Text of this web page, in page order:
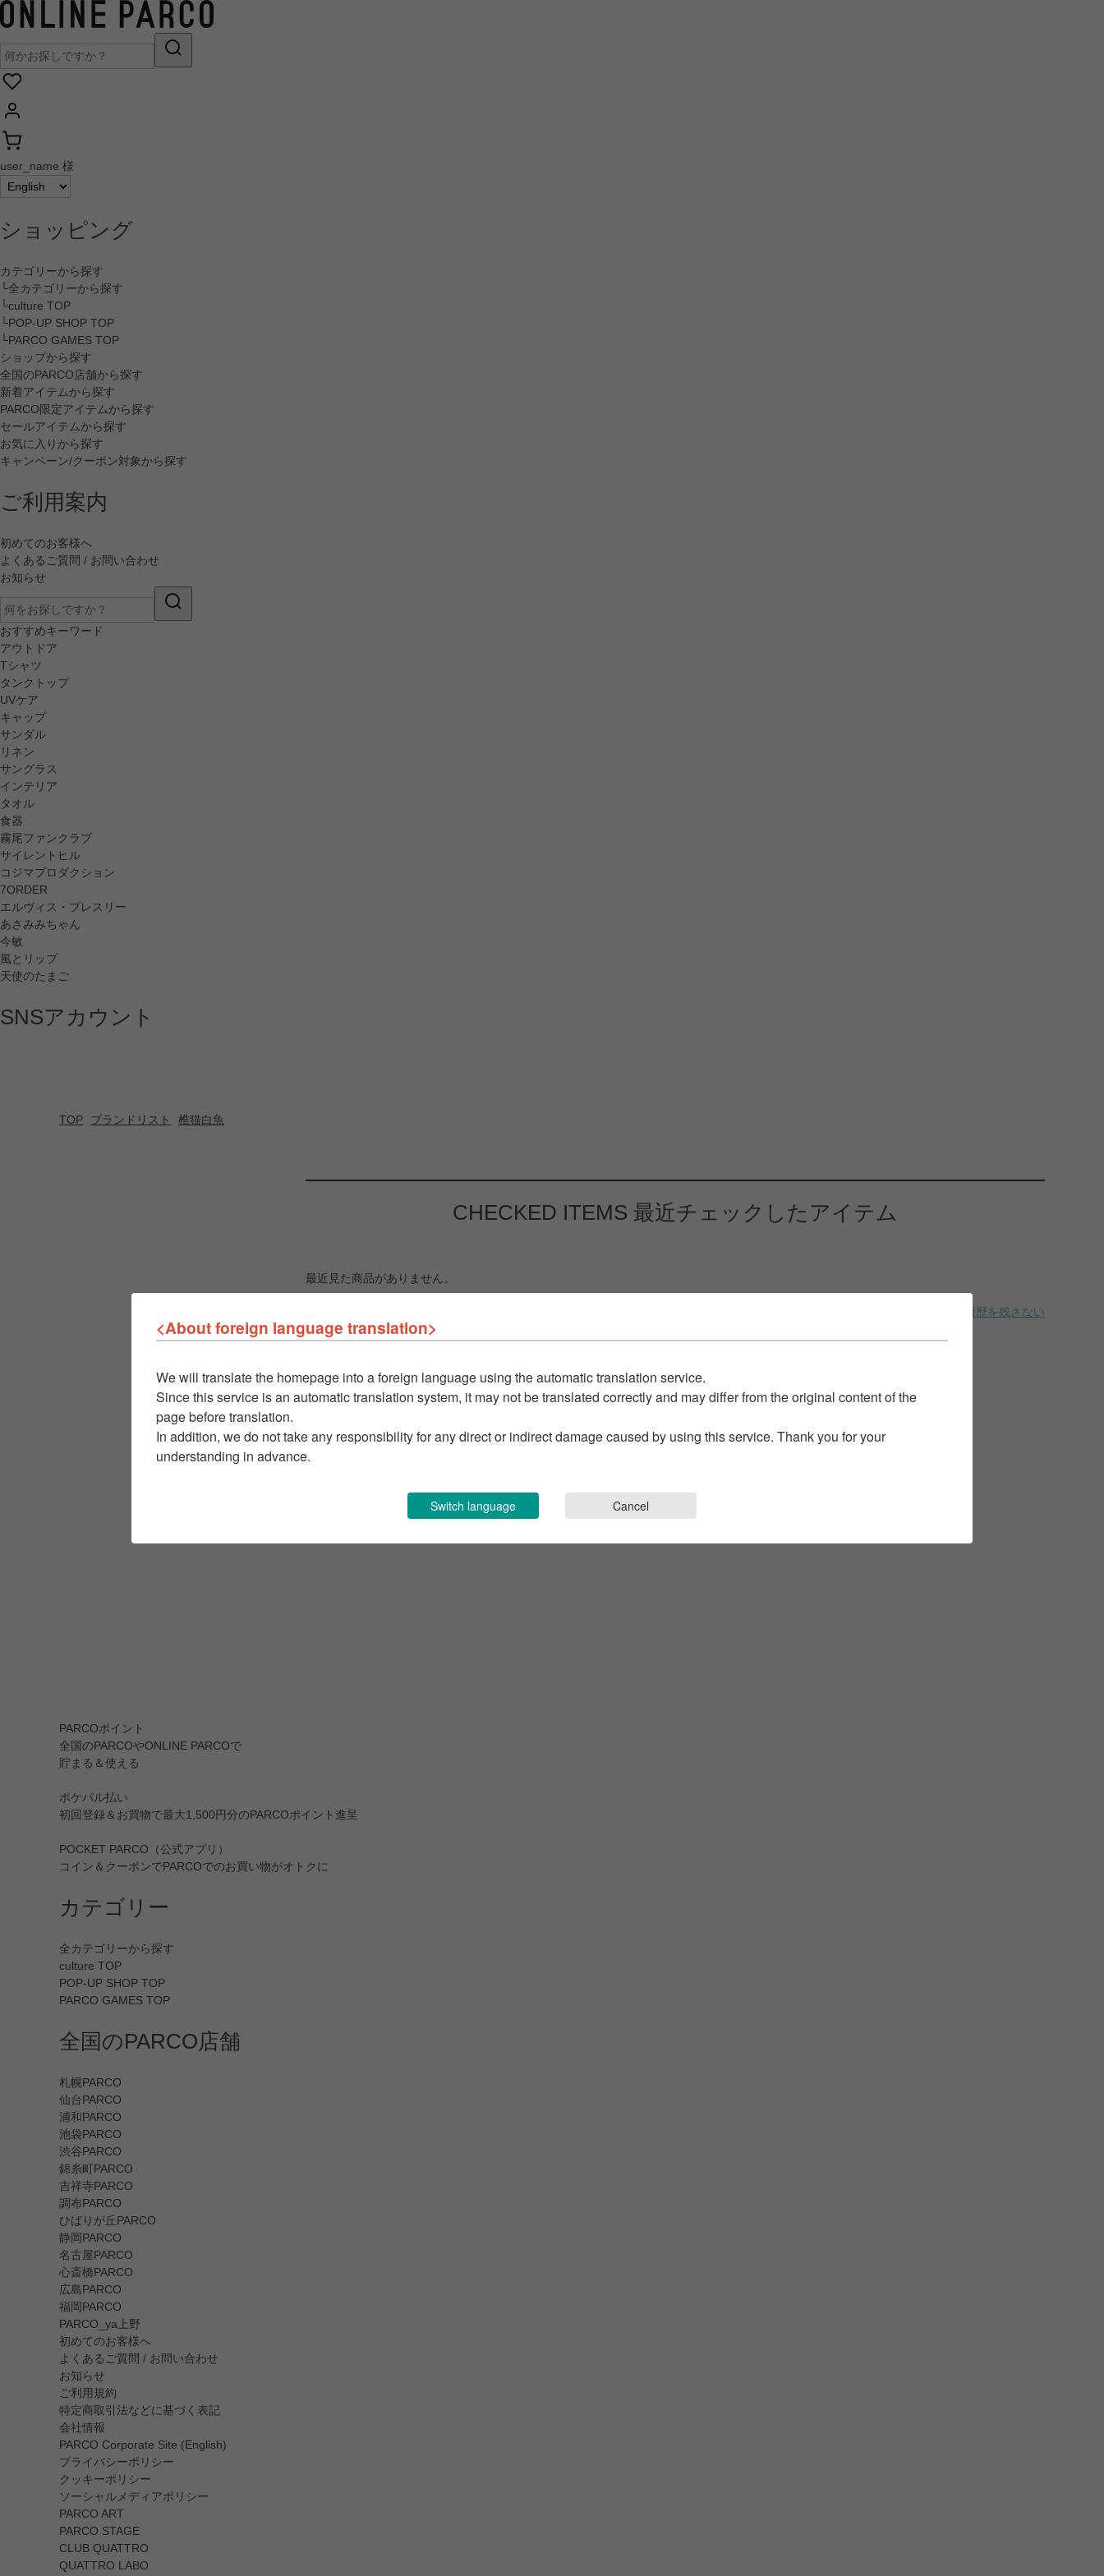
user_name 様
ショッピング
カテゴリーから探す
└全カテゴリーから探す
└culture TOP
└POP-UP SHOP TOP
└PARCO GAMES TOP
ショップから探す
全国のPARCO店舗から探す
新着アイテムから探す
PARCO限定アイテムから探す
セールアイテムから探す
お気に入りから探す
キャンペーン/クーポン対象から探す
ご利用案内
初めてのお客様へ
よくあるご質問 / お問い合わせ
お知らせ
おすすめキーワード
アウトドア
Tシャツ
タンクトップ
UVケア
キャップ
サンダル
リネン
サングラス
インテリア
タオル
食器
霧尾ファンクラブ
サイレントヒル
コジマプロダクション
7ORDER
エルヴィス・プレスリー
あさみみちゃん
今敏
風とリップ
天使のたまご
SNSアカウント
TOP ブランドリスト 椎猫白魚
CHECKED ITEMS 最近チェックしたアイテム
最近見た商品がありません。
履歴を残さない
PARCOポイント
全国のPARCOやONLINE PARCOで
貯まる＆使える
ポケパル払い
初回登録＆お買物で最大1,500円分のPARCOポイント進呈
POCKET PARCO（公式アプリ）
コイン＆クーポンでPARCOでのお買い物がオトクに
カテゴリー
全カテゴリーから探す
culture TOP
POP-UP SHOP TOP
PARCO GAMES TOP
全国のPARCO店舗
札幌PARCO
仙台PARCO
浦和PARCO
池袋PARCO
渋谷PARCO
錦糸町PARCO
吉祥寺PARCO
調布PARCO
ひばりが丘PARCO
静岡PARCO
名古屋PARCO
心斎橋PARCO
広島PARCO
福岡PARCO
PARCO_ya上野
初めてのお客様へ
よくあるご質問 / お問い合わせ
お知らせ
ご利用規約
特定商取引法などに基づく表記
会社情報
PARCO Corporate Site (English)
プライバシーポリシー
クッキーポリシー
ソーシャルメディアポリシー
PARCO ART
PARCO STAGE
CLUB QUATTRO
QUATTRO LABO
<About foreign language translation>
We will translate the homepage into a foreign language using the automatic translation service.
Since this service is an automatic translation system, it may not be translated correctly and may differ from the original content of the
page before translation.
In addition, we do not take any responsibility for any direct or indirect damage caused by using this service. Thank you for your
understanding in advance.
Switch language Cancel